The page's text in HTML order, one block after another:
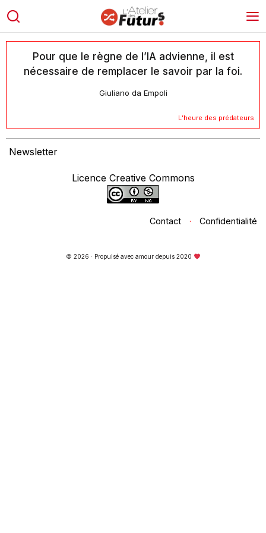
Pour que le règne de l’IA advienne, il est
nécessaire de remplacer le savoir par la foi.
Giuliano da Empoli
L’heure des prédateurs
Newsletter
Licence Creative Commons
Contact · Confidentialité
© 2026 · Propulsé avec amour depuis 2020